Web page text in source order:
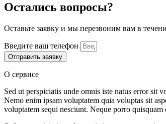
Остались вопросы?
Оставьте заявку и мы перезвоним вам в
Введите ваш телефон
Отправить заявку
О сервисе
Sed ut perspiciatis unde omnis iste natus error sit
Nemo enim ipsam voluptatem quia voluptas sit
voluptatem sequi nesciunt. Neque porro quisquam